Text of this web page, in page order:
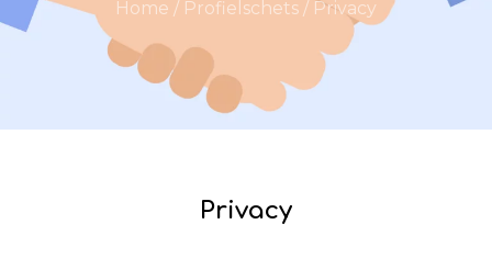
Home / Profielschets / Privacy
Privacy